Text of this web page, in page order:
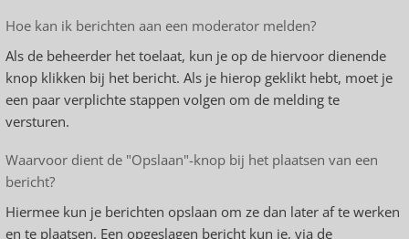
Hoe kan ik berichten aan een moderator melden?
Als de beheerder het toelaat, kun je op de hiervoor dienende
knop klikken bij het bericht. Als je hierop geklikt hebt, moet je
een paar verplichte stappen volgen om de melding te
versturen.
Waarvoor dient de "Opslaan"-knop bij het plaatsen van een
bericht?
Hiermee kun je berichten opslaan om ze dan later af te werken
en te plaatsen. Een opgeslagen bericht kun je, via de